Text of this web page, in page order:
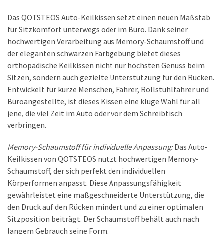
Das QOTSTEOS Auto-Keilkissen setzt einen neuen Maßstab
für Sitzkomfort unterwegs oder im Büro. Dank seiner
hochwertigen Verarbeitung aus Memory-Schaumstoff und
der eleganten schwarzen Farbgebung bietet dieses
orthopädische Keilkissen nicht nur höchsten Genuss beim
Sitzen, sondern auch gezielte Unterstützung für den Rücken.
Entwickelt für kurze Menschen, Fahrer, Rollstuhlfahrer und
Büroangestellte, ist dieses Kissen eine kluge Wahl für all
jene, die viel Zeit im Auto oder vor dem Schreibtisch
verbringen.
Memory-Schaumstoff für individuelle Anpassung:Das Auto-
Keilkissen von QOTSTEOS nutzt hochwertigen Memory-
Schaumstoff, der sich perfekt den individuellen
Körperformen anpasst. Diese Anpassungsfähigkeit
gewährleistet eine maßgeschneiderte Unterstützung, die
den Druck auf den Rücken mindert und zu einer optimalen
Sitzposition beiträgt. Der Schaumstoff behält auch nach
langem Gebrauch seine Form.